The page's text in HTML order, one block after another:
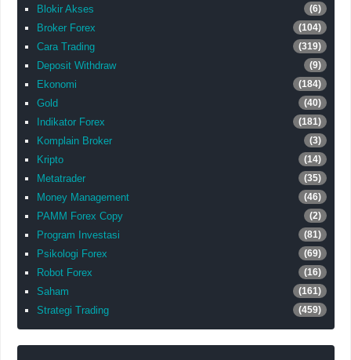
Blokir Akses (6)
Broker Forex (104)
Cara Trading (319)
Deposit Withdraw (9)
Ekonomi (184)
Gold (40)
Indikator Forex (181)
Komplain Broker (3)
Kripto (14)
Metatrader (35)
Money Management (46)
PAMM Forex Copy (2)
Program Investasi (81)
Psikologi Forex (69)
Robot Forex (16)
Saham (161)
Strategi Trading (459)